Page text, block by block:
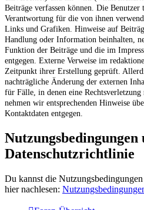
Beiträge verfassen können. Die Benutzer
Verantwortung für die von ihnen
Links und Grafiken. Hinweise auf
Handlung oder Information beinhalten,
Funktion der Beiträge und die im
entgegen. Externe Verweise im
Zeitpunkt ihrer Erstellung geprüft.
nachträgliche Änderung der externen
für Fälle, in denen eine
nehmen wir entsprechenden Hinweise
Kontaktdaten entgegen.
Nutzungsbedingungen
Datenschutzrichtlinie
Du kannst die
hier nachlesen: